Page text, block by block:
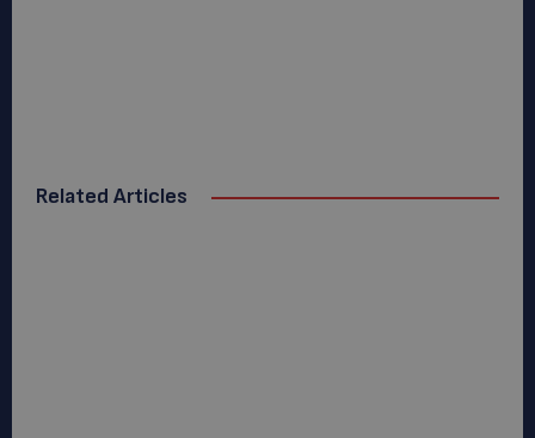
Related Articles